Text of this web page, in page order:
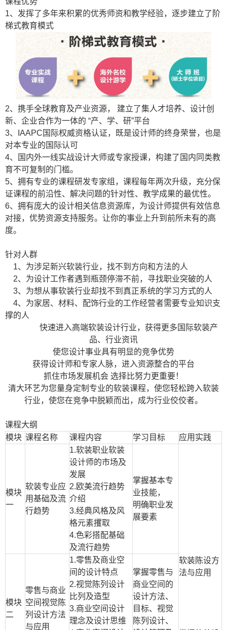
1、发挥了多年来积累的优秀师资和教学经验，逐步建立了阶
梯式教育模式
2、携手全球教育及产业资源，
建立了集人才培养、设计创
新、企业合作为一体的 “产、学、研”平台
3、IAAPC 国际权威资格认证，既是设计师的终身荣誉，也是
对本专业的国际认可
4、国内外一线实战设计大师或专家授课，构建了国内同类教
育不可复制的门槛。
5、拥有专业的课程研发专家组，课程每年两次升级，充分保
证课程的前沿性、解决问题的针对性、教学成果的最优性。
6、拥有庞大的设计相关信息资源库，为设计师提供有效信息
对接，优势资源支持服务。让你的事业上升到前所未有的高
度。
针对人群
1、 为涉足新兴软装行业，找不到方向和方法的人
2、 为设计工作者遇到瓶颈停滞不前，寻找职业突破的人
3、 为想从事软装行业却找不到真正系统的学习方式的人
4、 为家居、材料、配饰行业的工作经营者需要专业知识支
撑的人
快速进入高端软装设计行业，获得更多国际软装产
品、行业资讯
使您设计事业具有明显的竞争优势
获得设计师和专家人脉，进入资源整合的平台
抓住市场发展机会 选择比努力更重要！
清大环艺为您量身定制专业的软装课程，使您轻松跨入软装
行业，使您在竞争中脱颖而出，成为行业佼佼者。
课程大纲
模块 课程名称 课程内容 学习目标 应用实践
模块
一
软装专业应
用基础及流
行趋势
1.软装职业软装
设计师的市场及
发展
2.欧美流行趋势
介绍
3.经典风格及风
格元素攫取
4.色彩搭配基础
及流行趋势
掌握基本专
业技能，
明确职业发
展要素
软装陈设方
法与应用
模块
二
零售与商业
空间视觉陈
列设计方法
与应用
1.零售及商业空
间的设计特点
2.视觉陈列设计
比列及造型
3.商业空间设计
理念及设计思维
掌握零售与
商业空间的
设计方法、
目标、视觉
陈列设计、